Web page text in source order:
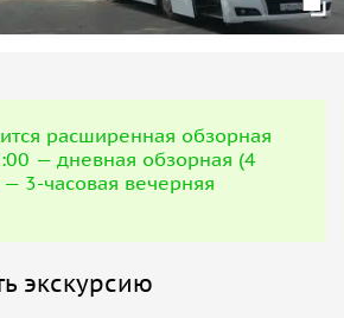
расширенная обзорная
— дневная обзорная (4
3-часовая вечерняя
экскурсию